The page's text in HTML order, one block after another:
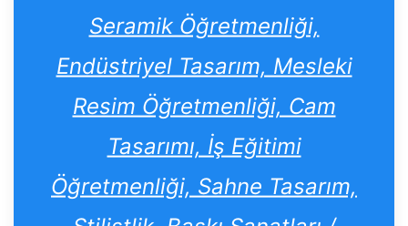
Seramik Öğretmenliği,
Endüstriyel Tasarım, Mesleki
Resim Öğretmenliği, Cam
Tasarımı, İş Eğitimi
Öğretmenliği, Sahne Tasarım,